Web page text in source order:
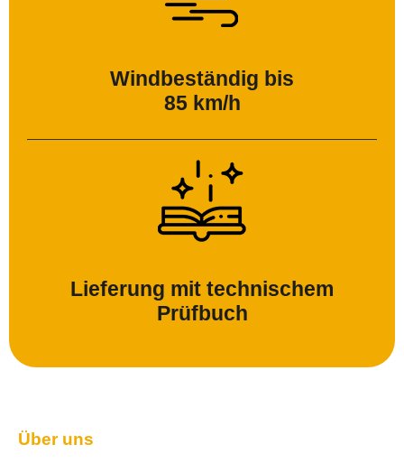
Windbeständig bis
85 km/h
Lieferung mit technischem
Prüfbuch
Über uns